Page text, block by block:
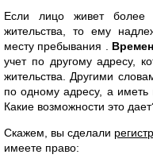
Если лицо живет
жительства, то ему
месту пребывания .
учет по другому адресу,
жительства. Другими
по одному адресу, а иметь
Какие возможности это
Скажем, вы сделали
имеете право: